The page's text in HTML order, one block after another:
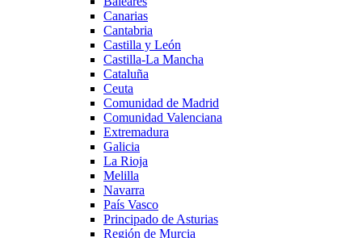
Canarias
Cantabria
Castilla y León
Castilla-La Mancha
Cataluña
Ceuta
Comunidad de Madrid
Comunidad Valenciana
Extremadura
Galicia
La Rioja
Melilla
Navarra
País Vasco
Principado de Asturias
Región de Murcia